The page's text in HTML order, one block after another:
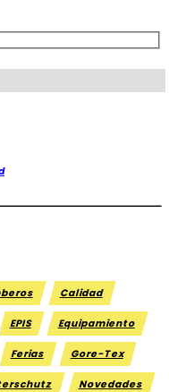
Calidad
EPIS Equipamiento
Ferias Gore-Tex
Novedades